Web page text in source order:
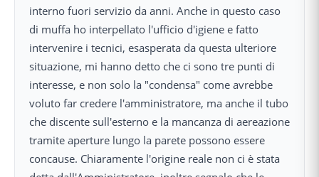
interno fuori servizio da anni. Anche in questo caso
di muffa ho interpellato l'ufficio d'igiene e fatto
intervenire i tecnici, esasperata da questa ulteriore
situazione, mi hanno detto che ci sono tre punti di
interesse, e non solo la "condensa" come avrebbe
voluto far credere l'amministratore, ma anche il tubo
che discente sull'esterno e la mancanza di aereazione
tramite aperture lungo la parete possono essere
concause. Chiaramente l'origine reale non ci è stata